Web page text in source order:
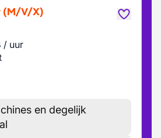
(M/V/X)
/ uur
en degelijk